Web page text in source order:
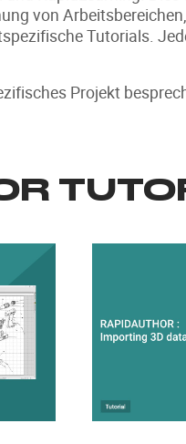
von
Tutorials.
Projekt